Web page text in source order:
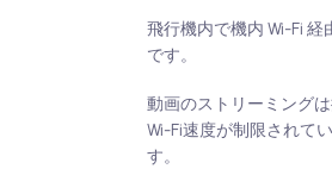
飛行機内で機内 Wi-Fi
です。
動画のストリーミング
Wi-Fi速度が制限されて
す。